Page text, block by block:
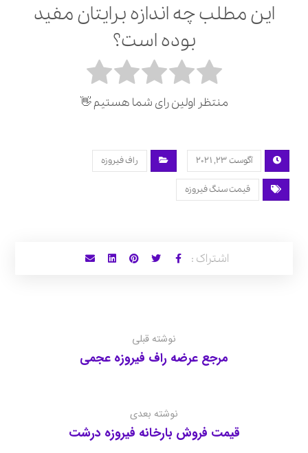
این مطلب چه اندازه برایتان مفید
بوده است؟
منتظر اولین رای شما هستیم 👋
آگوست 23, 2021 راف فیروزه
قیمت سنگ فیروزه
نوشته قبلی
مرجع عرضه راف فیروزه عجمی
نوشته بعدی
قیمت فروش بارخانه فیروزه درشت